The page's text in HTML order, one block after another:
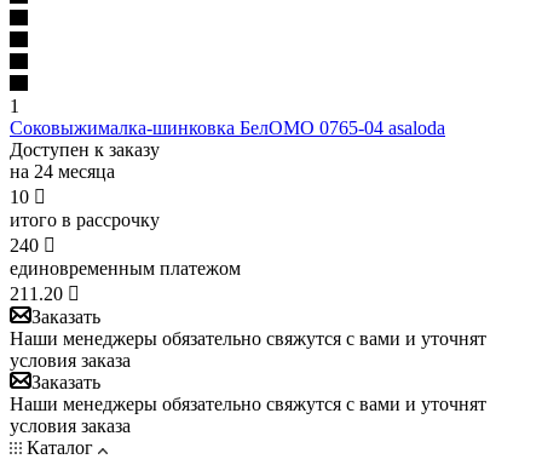
1
Соковыжималка-шинковка БелОМО 0765-04 asaloda
Доступен к заказу
на 24 месяца
10 
итого в рассрочку
240 
единовременным платежом
211.20 
Заказать
Наши менеджеры обязательно свяжутся с вами и уточнят
условия заказа
Заказать
Наши менеджеры обязательно свяжутся с вами и уточнят
условия заказа
Каталог